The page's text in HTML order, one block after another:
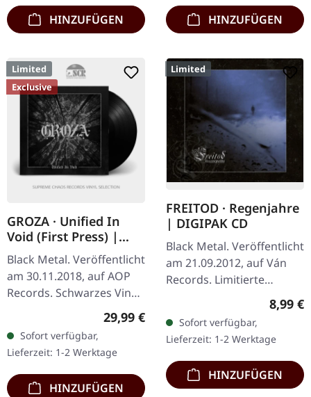
HINZUFÜGEN HINZUFÜGEN
Limited
Exclusive
GROZA · Unified In
Void (First Press) |
BLACK LP
Black Metal. Veröffentlicht
am 30.11.2018, auf AOP
Records. Schwarzes Vinyl
im Cover mit UV-Spot-
Lackierung und dickem
bedrucktem Innenhüllen.
…
Regulärer Preis:
29,99 €
Sofort verfügbar,
Lieferzeit: 1-2 Werktage
HINZUFÜGEN
Limited
FREITOD · Regenjahre
| DIGIPAK CD
Black Metal. Veröffentlicht
am 21.09.2012, auf Ván
Records. Limitierte
Auflage als CD im DigiPak.
„Regenjahre" ein
erschütterndes…
8,99 €
Sofort verfügbar,
Lieferzeit: 1-2 Werktage
HINZUFÜGEN